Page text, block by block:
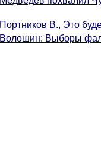
Портников В., Это
Волошин: Выборы